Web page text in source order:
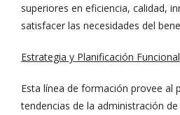
superiores en eficiencia, calidad,
satisfacer las necesidades del
Estrategia y Planificación Funcional
Esta línea de formación provee al
tendencias de la administración